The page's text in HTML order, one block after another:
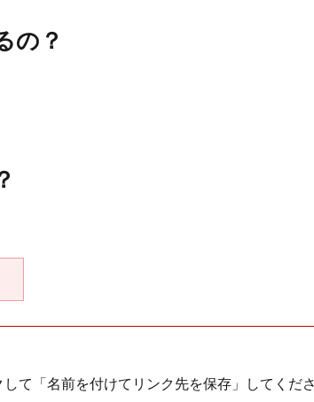
の？
て「名前を付けてリンク先を保存」してくだ